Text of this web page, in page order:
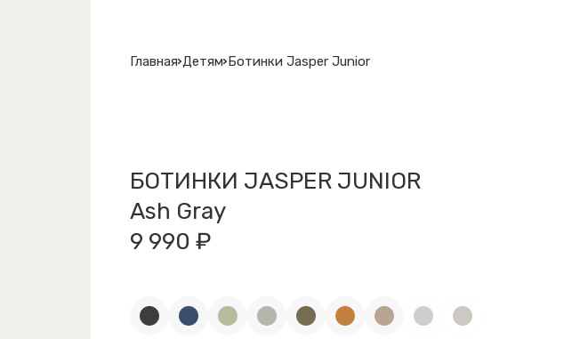
Главная Детям Ботинки Jasper Junior
БОТИНКИ JASPER JUNIOR
Ash Gray
9 990 ₽